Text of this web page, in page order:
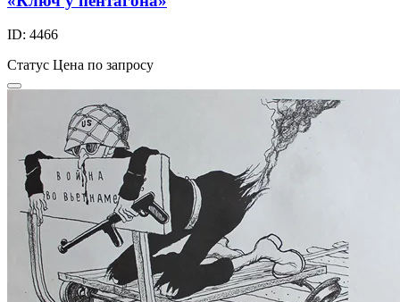
ID: 4466
Статус Цена по запросу